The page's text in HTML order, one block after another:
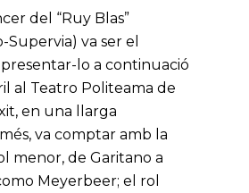
del “Ruy Blas”
va ser el
lo a continuació
al Teatro Politeama de
en una llarga
va comptar amb la
menor, de Garitano a
Meyerbeer; el rol